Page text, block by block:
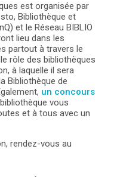
est organisée par
Bibliothèque et
et le Réseau BIBLIO
lieu dans les
partout à travers le
rôle des bibliothèques
à laquelle il sera
Bibliothèque de
un concours
vous
et à tous avec un
rendez-vous au